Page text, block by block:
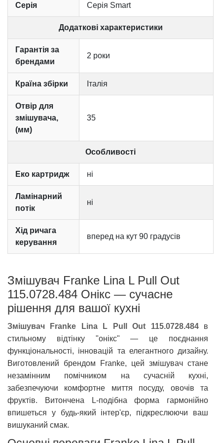
Серія Серія Smart
Додаткові характеристики
Гарантія за
брендами
2 роки
Країна збірки Італія
Отвір для
змішувача,
(мм)
35
Особливості
Еко картридж ні
Ламінарний
потік
ні
Хід ричага
керування
вперед на кут 90 градусів
Змішувач Franke Lina L Pull Out
115.0728.484 Онікс — сучасне
рішення для вашої кухні
Змішувач Franke Lina L Pull Out 115.0728.484в
стильному відтінку "онікс" — це поєднання
функціональності, інновацій та елегантного дизайну.
Виготовлений брендом Franke, цей змішувач стане
незамінним помічником на сучасній кухні,
забезпечуючи комфортне миття посуду, овочів та
фруктів. Витончена L-подібна форма гармонійно
впишеться у будь-який інтер'єр, підкреслюючи ваш
вишуканий смак.